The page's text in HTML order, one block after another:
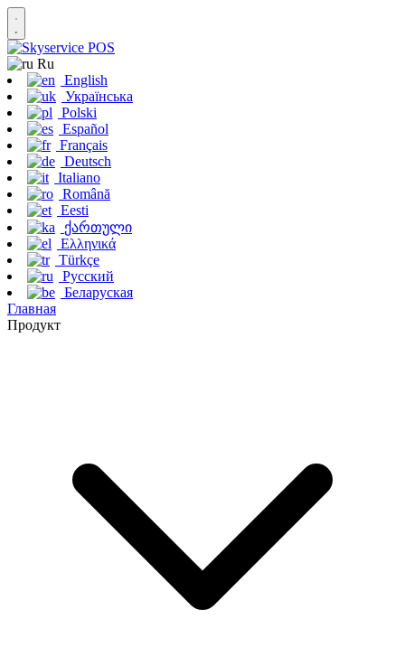
Ru
English
Українська
Polski
Español
Français
Deutsch
Italiano
Română
Eesti
ქართული
Ελληνικά
Türkçe
Русский
Беларуская
Главная
Продукт